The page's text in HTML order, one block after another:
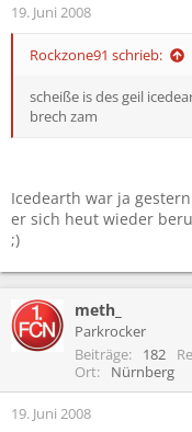
19. Juni 2008
Rockzone91 schrieb:
scheiße is des geil
brech zam
Icedearth war ja
er sich heut wieder
;)
meth_
Parkrocker
Beiträge
182
Ort
Nürnberg
19. Juni 2008